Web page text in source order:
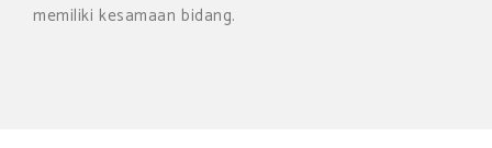
memiliki kesamaan bidang.